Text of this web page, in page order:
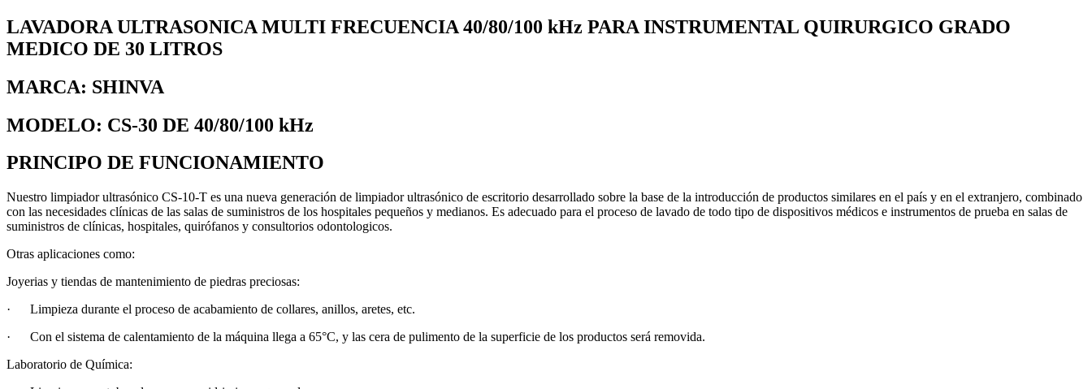
LAVADORA ULTRASONICA MULTI FRECUENCIA 40/80/100 kHz PARA INSTRUMENTAL QUIRURGICO GRADO
MEDICO DE 30 LITROS
MARCA: SHINVA
MODELO: CS-30 DE 40/80/100 kHz
PRINCIPO DE FUNCIONAMIENTO
Nuestro limpiador ultrasónico CS-10-T es una nueva generación de limpiador ultrasónico de escritorio desarrollado sobre la base de la introducción de productos similares en el país y en el extranjero, combinado
con las necesidades clínicas de las salas de suministros de los hospitales pequeños y medianos. Es adecuado para el proceso de lavado de todo tipo de dispositivos médicos e instrumentos de prueba en salas de
suministros de clínicas, hospitales, quirófanos y consultorios odontologicos.
Otras aplicaciones como:
Joyerias y tiendas de mantenimiento de piedras preciosas:
· Limpieza durante el proceso de acabamiento de collares, anillos, aretes, etc.
· Con el sistema de calentamiento de la máquina llega a 65°C, y las cera de pulimento de la superficie de los productos será removida.
Laboratorio de Química: